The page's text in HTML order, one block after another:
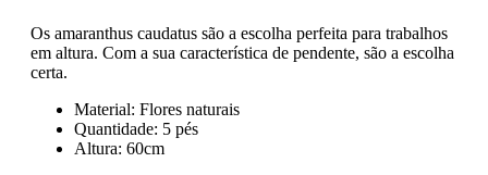
Os amaranthus caudatus são a escolha perfeita para trabalhos
em altura. Com a sua característica de pendente, são a escolha
certa.
Material: Flores naturais
Quantidade: 5 pés
Altura: 60cm